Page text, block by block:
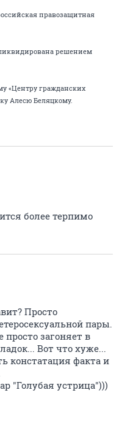
правозащитная
решением
«Центру гражданских
Алесю Беляцкому.
более терпимо
Просто
пары.
загоняет в
Вот что хуже...
констатация факта и
"Голубая устрица")))